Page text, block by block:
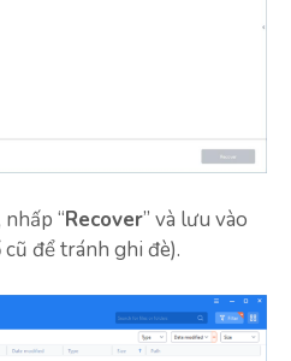
“Recover” và lưu vào
để tránh ghi đè).